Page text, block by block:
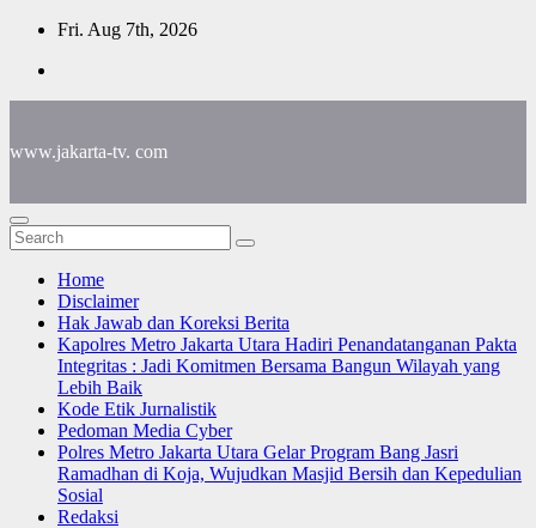
Skip
content
Fri. Aug 7th, 2026
www.jakarta-tv. com
Home
Disclaimer
Hak Jawab dan Koreksi Berita
Kapolres Metro Jakarta Utara Hadiri Penandatanganan Pakta
Integritas : Jadi Komitmen Bersama Bangun Wilayah yang
Lebih Baik
Kode Etik Jurnalistik
Pedoman Media Cyber
Polres Metro Jakarta Utara Gelar Program Bang Jasri
Ramadhan di Koja, Wujudkan Masjid Bersih dan Kepedulian
Sosial
Redaksi